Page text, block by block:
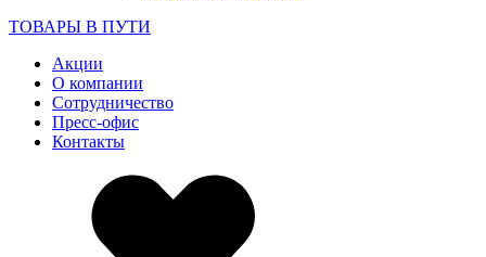
ТОВАРЫ В ПУТИ
Акции
О компании
Сотрудничество
Пресс-офис
Контакты